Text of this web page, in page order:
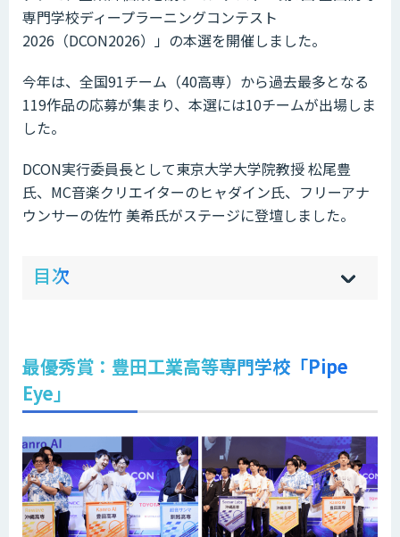
専門学校ディープラーニングコンテスト
2026（DCON2026）」の本選を開催しました。
今年は、全国91チーム（40高専）から過去最多となる
119作品の応募が集まり、本選には10チームが出場しま
した。
DCON実行委員長として東京大学大学院教授 松尾豊
氏、MC音楽クリエイターのヒャダイン氏、フリーアナ
ウンサーの佐竹 美希氏がステージに登壇しました。
目次 hi
]
sh
]
最優秀賞：豊田工業高等専門学校「Pipe
Eye」